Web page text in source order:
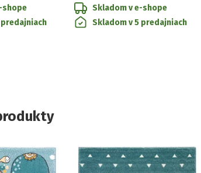
shope
Skladom v e-shope
Skladom v 5 predajniach